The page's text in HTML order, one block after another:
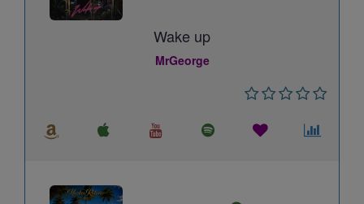
Wake up
MrGeorge